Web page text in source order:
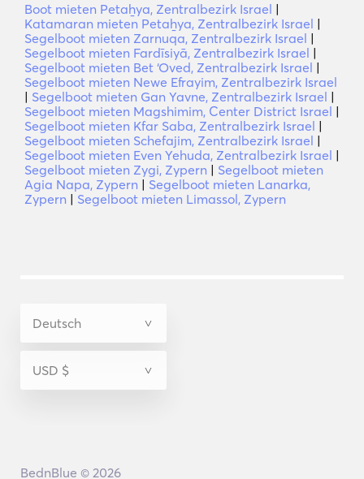
Boot mieten Petaẖya, Zentralbezirk Israel |
Katamaran mieten Petaẖya, Zentralbezirk Israel |
Segelboot mieten Zarnuqa, Zentralbezirk Israel |
Segelboot mieten Fardīsiyā, Zentralbezirk Israel |
Segelboot mieten Bet ‘Oved, Zentralbezirk Israel |
Segelboot mieten Newe Efrayim, Zentralbezirk Israel
| Segelboot mieten Gan Yavne, Zentralbezirk Israel |
Segelboot mieten Magshimim, Center District Israel |
Segelboot mieten Kfar Saba, Zentralbezirk Israel |
Segelboot mieten Schefajim, Zentralbezirk Israel |
Segelboot mieten Even Yehuda, Zentralbezirk Israel |
Segelboot mieten Zygi, Zypern | Segelboot mieten
Agia Napa, Zypern | Segelboot mieten Lanarka,
Zypern | Segelboot mieten Limassol, Zypern
BednBlue © 2026